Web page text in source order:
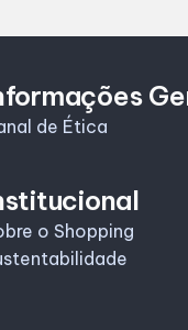
de Ética
o Shopping